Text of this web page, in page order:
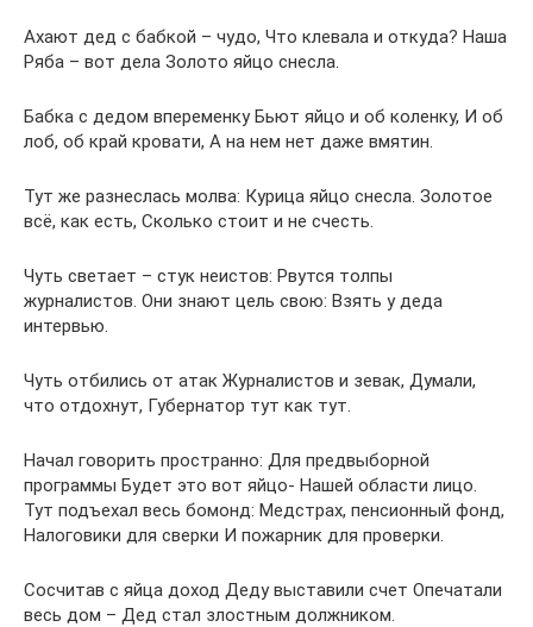
Ахают дед с бабкой – чудо, Что клевала и откуда? Наша
Ряба – вот дела Золото яйцо снесла.
Бабка с дедом впеременку Бьют яйцо и об коленку, И об
лоб, об край кровати, А на нем нет даже вмятин.
Тут же разнеслась молва: Курица яйцо снесла. Золотое
всё, как есть, Сколько стоит и не счесть.
Чуть светает – стук неистов: Рвутся толпы
журналистов. Они знают цель свою: Взять у деда
интервью.
Чуть отбились от атак Журналистов и зевак, Думали,
что отдохнут, Губернатор тут как тут.
Начал говорить пространно: Для предвыборной
программы Будет это вот яйцо- Нашей области лицо.
Тут подъехал весь бомонд: Медстрах, пенсионный фонд,
Налоговики для сверки И пожарник для проверки.
Сосчитав с яйца доход Деду выставили счет Опечатали
весь дом – Дед стал злостным должником.